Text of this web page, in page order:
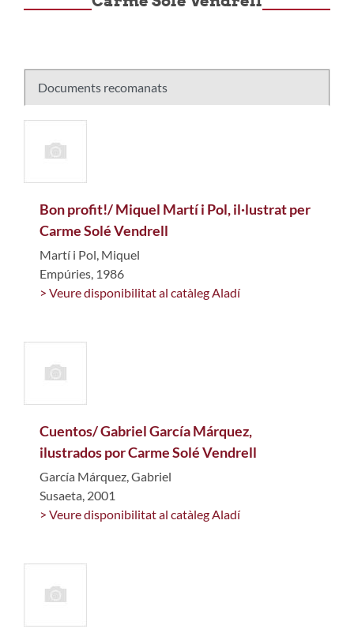
Documents recomanats
Bon profit!/ Miquel Martí i Pol, il·lustrat per
Carme Solé Vendrell
Martí i Pol, Miquel
Empúries, 1986
> Veure disponibilitat al catàleg Aladí
Cuentos/ Gabriel García Márquez,
ilustrados por Carme Solé Vendrell
García Márquez, Gabriel
Susaeta, 2001
> Veure disponibilitat al catàleg Aladí